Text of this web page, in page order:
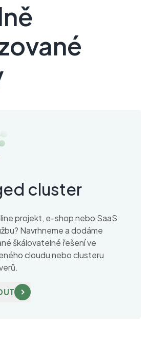
cluster
projekt, e-shop nebo SaaS
Navrhneme a dodáme
škálovatelné řešení ve
cloudu nebo clusteru